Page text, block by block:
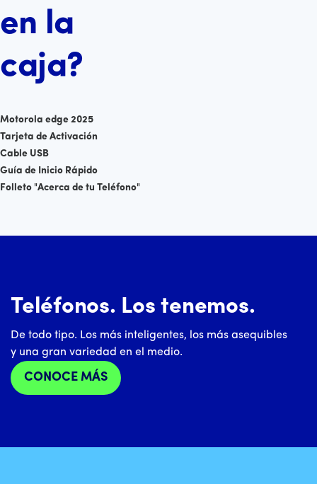
en la
caja?
Motorola edge 2025
Tarjeta de Activación
Cable USB
Guía de Inicio Rápido
Folleto "Acerca de tu Teléfono"
Teléfonos. Los tenemos.
De todo tipo. Los más inteligentes, los más asequibles
y una gran variedad en el medio.
CONOCE MÁS